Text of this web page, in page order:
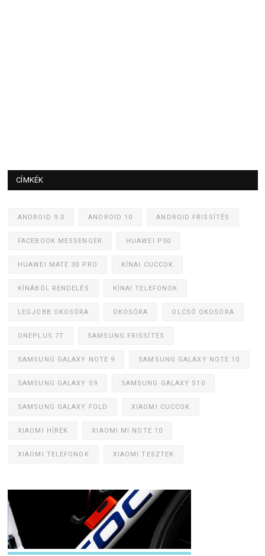
CÍMKÉK
ANDROID 9.0 ANDROID 10 ANDROID FRISSÍTÉS
FACEBOOK MESSENGER HUAWEI P30
HUAWEI MATE 30 PRO KÍNAI CUCCOK
KÍNÁBÓL RENDELÉS KÍNAI TELEFONOK
LEGJOBB OKOSÓRA OKOSÓRA OLCSÓ OKOSÓRA
ONEPLUS 7T SAMSUNG FRISSÍTÉS
SAMSUNG GALAXY NOTE 9 SAMSUNG GALAXY NOTE 10
SAMSUNG GALAXY S9 SAMSUNG GALAXY S10
SAMSUNG GALAXY FOLD XIAOMI CUCCOK
XIAOMI HÍREK XIAOMI MI NOTE 10
XIAOMI TELEFONOK XIAOMI TESZTEK